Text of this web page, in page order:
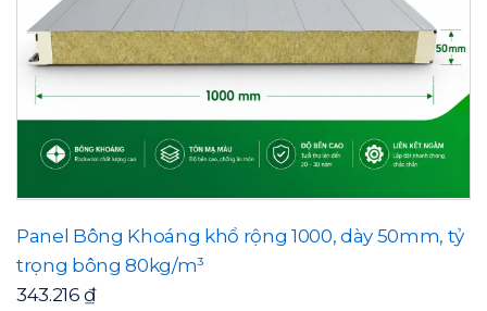
Panel Bông Khoáng khổ rộng 1000, dày 50mm, tỷ
trọng bông 80kg/m³
343.216₫